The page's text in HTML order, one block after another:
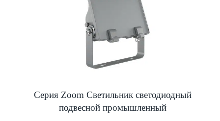
Серия Zoom Светильник светодиодный
подвесной промышленный